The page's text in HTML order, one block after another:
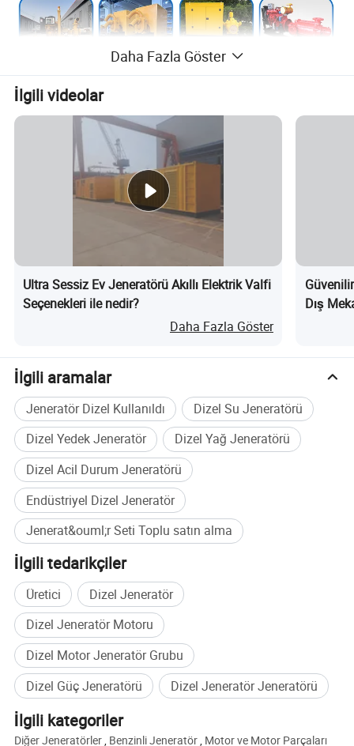
Weifang Sunny Power Machinery Co., Ltd. Çin
dünyaca ünlü dizel motor üreticilerine sahip.
Weifang Sunny Power Machinery Co., Ltd.
Power Capital - Weifang City,.
Güçlü teknoloji ve gelişmiş ekipmanlarla
desteklenen profesyonel ve deneyimli
çalışanlara sahip olarak tasarım, üretim, test
ve servis sonrası işlemleri başarıyla
gerçekleştirdik ve bu sayede istikrarlı kalite ve
teknoloji inovasyonunu garanti ediyoruz.
ISO9001 ve CE tarafından onaylanmıştır.
İyi kalite ve istikrarlı performans sayesinde
dünya çapında uzun vadede müşterilerle
çalışıyoruz. Ana pazarlarımız Doğu Avrupa
ülkelerini, Amerika ülkelerini, Asya'yı, Afrika'yı
ve Avustralya'yı vb. kapsar
Daha Fazla Göster
İlgili videolar
Ultra Sessiz Ev Jeneratörü Akıllı Elektrik Valfi
Seçenekleri ile nedir?
Daha Fazla Göster
Dış
İlgili aramalar
Jeneratör Dizel Kullanıldı
Dizel Su Jeneratörü
Dizel Yedek Jeneratör
Dizel Yağ Jeneratörü
Dizel Acil Durum Jeneratörü
Endüstriyel Dizel Jeneratör
Jenerat&ouml;r Seti Toplu satın alma
İlgili tedarikçiler
Üretici
Dizel Jeneratör
Dizel Jeneratör Motoru
Dizel Motor Jeneratör Grubu
Dizel Güç Jeneratörü
Dizel Jeneratör Jeneratörü
İlgili kategoriler
Diğer Jeneratörler, Benzinli Jeneratör, Motor ve Motor Parçaları